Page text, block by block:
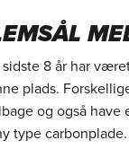
sidste 8 år har
plads.
og også have
type